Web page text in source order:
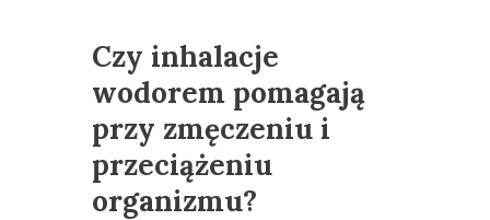
Czy inhalacje
wodorem pomagają
przy zmęczeniu i
przeciążeniu
organizmu?